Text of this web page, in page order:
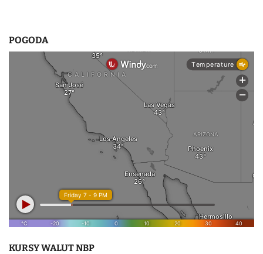
POGODA
KURSY WALUT NBP